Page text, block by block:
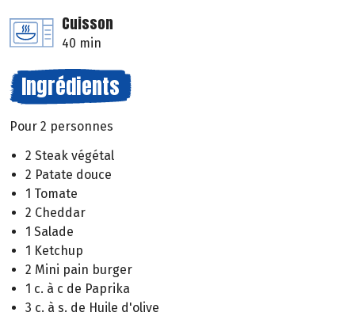
Cuisson
40 min
Ingrédients
Pour 2 personnes
2 Steak végétal
2 Patate douce
1 Tomate
2 Cheddar
1 Salade
1 Ketchup
2 Mini pain burger
1 c. à c de Paprika
3 c. à s. de Huile d'olive